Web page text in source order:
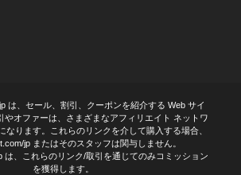
は、セール、割引、クーポンを紹介する Web サイ
やオファーは、さまざまなアフィリエイト ネットワ
なります。これらのリンクを介して購入する場合、
jp またはそのスタッフは関与しません。
は、これらのリンク/取引を通じてのみコミッション
を獲得します。